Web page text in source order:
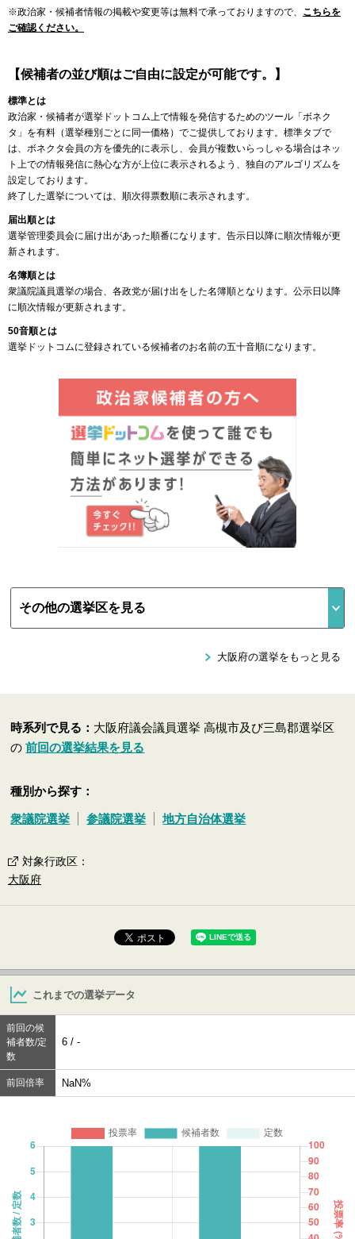
※政治家・候補者情報の掲載や変更等は無料で承っておりますので、 こちらを
ご確認ください。
【候補者の並び順はご自由に設定が可能です。】
標準とは
政治家・候補者が選挙ドットコム上で情報を発信するためのツール「ボネク
タ」を有料（選挙種別ごとに同一価格）でご提供しております。標準タブで
は、ボネクタ会員の方を優先的に表示し、会員が複数いらっしゃる場合はネッ
ト上での情報発信に熱心な方が上位に表示されるよう、独自のアルゴリズムを
設定しております。
終了した選挙については、順次得票数順に表示されます。
届出順とは
選挙管理委員会に届け出があった順番になります。告示日以降に順次情報が更
新されます。
名簿順とは
衆議院議員選挙の場合、各政党が届け出をした名簿順となります。公示日以降
に順次情報が更新されます。
50音順とは
選挙ドットコムに登録されている候補者のお名前の五十音順になります。
大阪府の選挙をもっと見る
時系列で見る： 大阪府議会議員選挙 高槻市及び三島郡選挙区
の前回の選挙結果を見る
種別から探す：
衆議院選挙 参議院選挙 地方自治体選挙
対象行政区 ：
大阪府
これまでの選挙データ
前回の候
補者数/定
数
6 / -
前回倍率 NaN%